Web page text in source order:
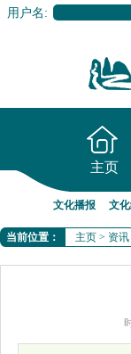
用户名:
主页
文化播报 文
当前位置： 主页 > 资讯